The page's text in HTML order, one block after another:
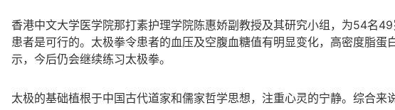
香港中文大学医学院那打素护理学院陈惠娇副教授及其研究小组，为54名
患者是可行的。太极拳令患者的血压及空腹血糖值有明显变化，高密度脂
示，今后仍会继续练习太极拳。
太极的基础植根于中国古代道家和儒家哲学思想，注重心灵的宁静。综合